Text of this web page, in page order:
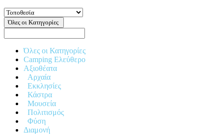
Όλες οι Κατηγορίες
Όλες οι Κατηγορίες
Camping Ελεύθερο
Αξιοθέατα
Αρχαία
Εκκλησίες
Κάστρα
Μουσεία
Πολιτισμός
Φύση
Διαμονή